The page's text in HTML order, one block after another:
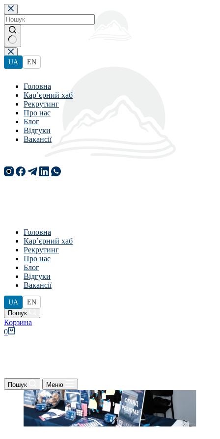
Перейти
до
вмісту
Немає
результатів
UA EN
Головна
Кар’єрний хаб
Рекрутинг
Про нас
Блог
Відгуки
Вакансії
Головна
Кар’єрний хаб
Рекрутинг
Про нас
Блог
Відгуки
Вакансії
UA
EN
Пошук
Кошик
0
Пошук Меню
АЛЬТАТЕРРА НА ФЕСТИВАЛІ
КАР’ЄРИ ВДНГ 🎉
admin
8 Червня, 2026
Події